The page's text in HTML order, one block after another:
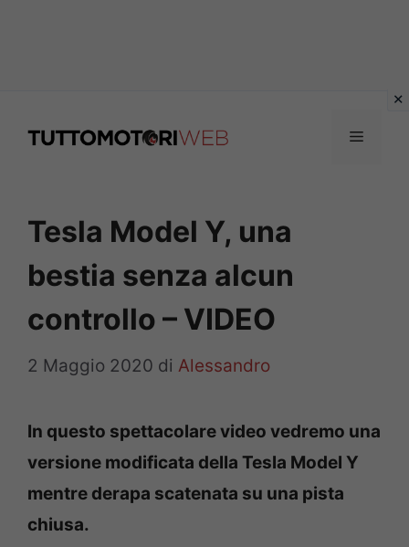
Menu
Tesla Model Y, una
bestia senza alcun
controllo – VIDEO
2 Maggio 2020 di Alessandro
In questo spettacolare video vedremo una
versione modificata della Tesla Model Y
mentre derapa scatenata su una pista
chiusa.